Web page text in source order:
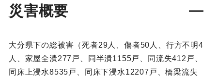
災害概要
大分県下の総被害（死者29人、傷者50人、行方不明4
人、家屋全潰277戸、同半潰1155戸、同流失412戸、
同床上浸水8535戸、同床下浸水12207戸、橋梁流失